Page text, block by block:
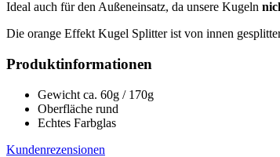
Ideal auch für den Außeneinsatz, da unsere Kugeln
Die orange Effekt Kugel Splitter ist von innen
Produktinformationen
Gewicht ca. 60g / 170g
Oberfläche rund
Echtes Farbglas
Kundenrezensionen